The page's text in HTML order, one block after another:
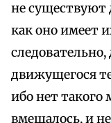
не существуют
как оно имеет
движущегося
ибо нет такого
вмещалось, и